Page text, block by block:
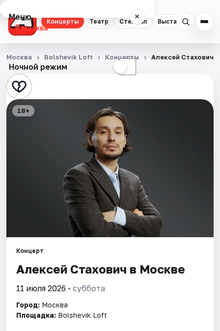
Концерты Театр Стендап Выставки
Меню ×
Москва
Концерты
Театр
Стендап
Площадки
Артисты
Рейтинги
Ночной режим ☾
Москва Bolshevik Loft Концерты Алексей Стахович
18+
Концерт
Алексей Стахович в Москве
11 июля 2026 • суббота
Город: Москва
Площадка: Bolshevik Loft